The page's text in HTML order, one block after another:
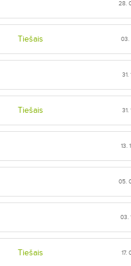
28.
Tiešais 03.
31.
Tiešais 31.
13.
05.
03.
Tiešais 17.